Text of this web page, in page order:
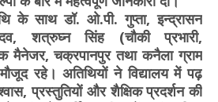
के साथ डॉ. ओ.पी. गुप्ता, इन्द्रासन
शत्रुघ्न सिंह (चौकी प्रभारी,
मैनेजर, चक्रपानपुर तथा कनैला ग्राम
रहे। अतिथियों ने विद्यालय में पढ़
प्रस्तुतियों और शैक्षिक प्रदर्शन की